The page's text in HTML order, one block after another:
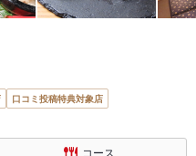
口コミ投稿特典対象店
コース